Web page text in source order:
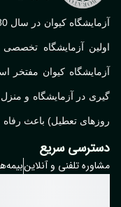
آزمایشگاه تخصصی
کیوان مفتخر است،
تعطیل) باعث رفاه حال
سریع
تلفنی و آنلاینبیمه‌های